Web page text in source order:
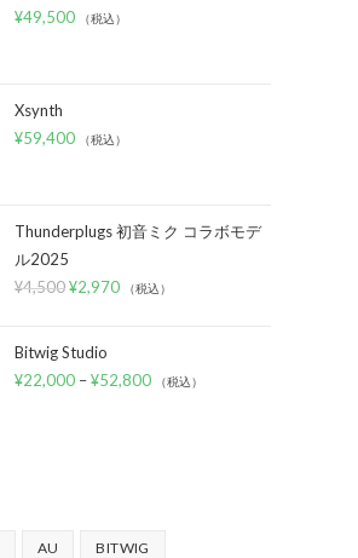
¥49,500 （税込）
Xsynth
¥59,400 （税込）
Thunderplugs 初音ミク コラボモデ
ル2025
¥4,500¥2,970 （税込）
Bitwig Studio
¥22,000 –¥52,800 （税込）
AU BITWIG